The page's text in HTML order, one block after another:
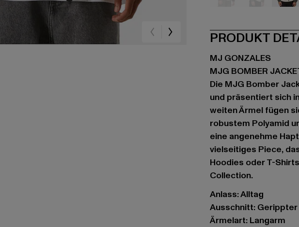
PRODUKT
MJ GONZALES
MJG BOMBER
Die MJG Bomber
und präsentiert sich
weiten Ärmel fügen
robustem Polyamid
eine angenehme
vielseitiges Piece,
Hoodies oder T-
Collection.
Anlass: Alltag
Ausschnitt:
Ärmelart: Langarm